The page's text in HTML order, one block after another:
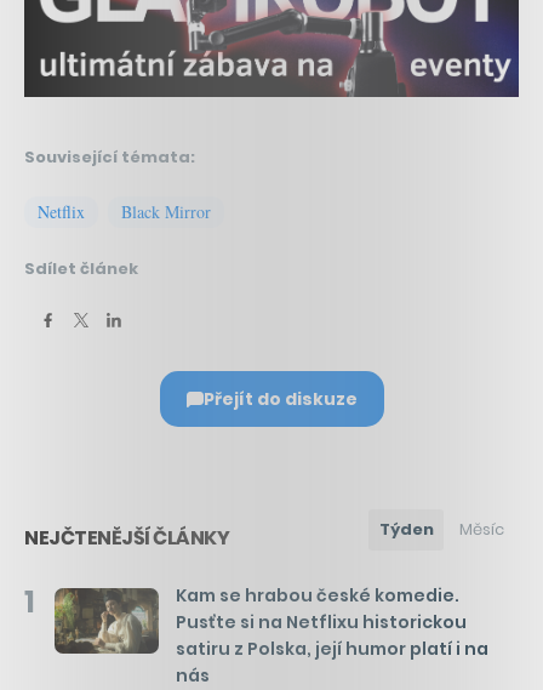
Související témata:
Netflix Black Mirror
Sdílet článek
Přejít do diskuze
NEJČTENĚJŠÍ ČLÁNKY Týden Měsíc
1
Kam se hrabou české komedie.
Pusťte si na Netflixu historickou
satiru z Polska, její humor platí i na
nás